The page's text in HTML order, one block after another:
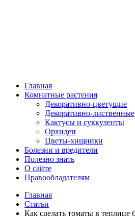
Главная
Комнатные растения
Декоративно-цветущие
Декоративно-лиственные
Кактусы и суккуленты
Орхидеи
Цветы-хищники
Болезни и вредители
Полезно знать
О сайте
Правообладателям
Главная
Статьи
Как сделать томаты в